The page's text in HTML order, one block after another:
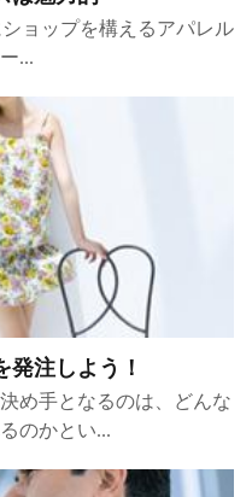
ョップを構えるアパレル
...
発注しよう！
め手となるのは、どんな
のかとい...